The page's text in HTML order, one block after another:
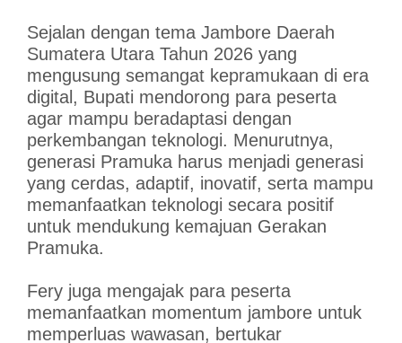
Sejalan dengan tema Jambore Daerah
Sumatera Utara Tahun 2026 yang
mengusung semangat kepramukaan di era
digital, Bupati mendorong para peserta
agar mampu beradaptasi dengan
perkembangan teknologi. Menurutnya,
generasi Pramuka harus menjadi generasi
yang cerdas, adaptif, inovatif, serta mampu
memanfaatkan teknologi secara positif
untuk mendukung kemajuan Gerakan
Pramuka.
Fery juga mengajak para peserta
memanfaatkan momentum jambore untuk
memperluas wawasan, bertukar